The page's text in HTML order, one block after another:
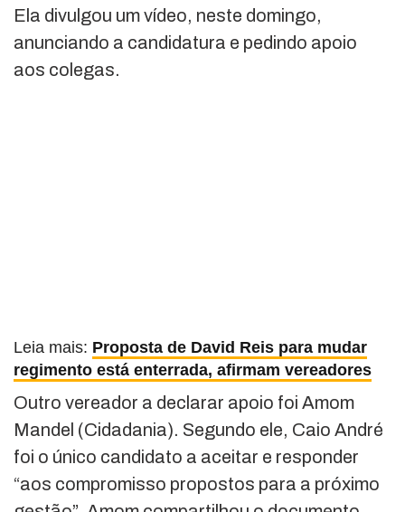
Ela divulgou um vídeo, neste domingo,
anunciando a candidatura e pedindo apoio
aos colegas.
Leia mais: Proposta de David Reis para mudar
regimento está enterrada, afirmam vereadores
Outro vereador a declarar apoio foi Amom
Mandel (Cidadania). Segundo ele, Caio André
foi o único candidato a aceitar e responder
“aos compromisso propostos para a próximo